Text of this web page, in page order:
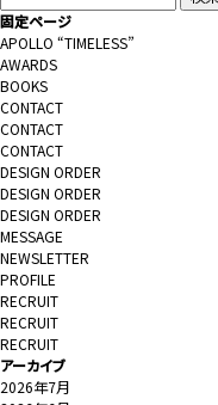
索:
固定ページ
APOLLO “TIMELESS”
AWARDS
BOOKS
CONTACT
CONTACT
CONTACT
DESIGN ORDER
DESIGN ORDER
DESIGN ORDER
MESSAGE
NEWSLETTER
PROFILE
RECRUIT
RECRUIT
RECRUIT
アーカイブ
2026年7月